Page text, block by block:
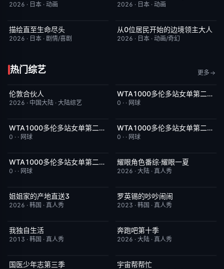
2026 · 日本 · 动画 2026 · 日本 · 动画
更新至第06集
描绘直至生命尽头
2026 · 日本 · 剧情/喜剧
更新至第06集 1.0
从0位居民开始的边境领主大人
2026 · 日本 · 动画/奇幻
热门综艺 更多
今日更新
伦敦合伙人
2026 · 中国大陆 · 大陆综艺
今日更新 5.0WTA1000多伦多站女单第二轮：扎拉祖阿VS费尔南德斯
0 · · 网球
今日更新 5.0WTA1000多伦多站女单第二轮：帕克斯VS伊埃拉
0 · · 网球
今日更新 3.0WTA1000多伦多站女单第二轮：卡萨金娜VS莱巴金娜
0 · · 网球
今日更新 5.0WTA1000多伦多站女单第二轮：戴伊VS高芙
0 · · 网球
今日更新
耀眼角色番综·耀眼一夏
2026 · 大陆 · 真人秀
更新至第02集
姐姐家的产地直送3
2026 · 韩国 · 真人秀
今日更新
罗英锡的吵吵闹闹
2023 · 韩国 · 真人秀
昨日更新
我独自生活
2013 · 韩国 · 真人秀
已完结
奔跑吧第十季
2026 · 大陆 · 真人秀
昨日更新
国医少年志第三季 更新至第3期
宇宙帮帮忙